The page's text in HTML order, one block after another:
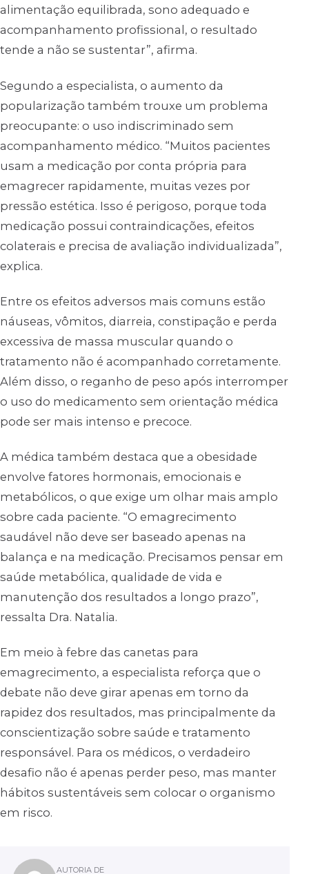
alimentação equilibrada, sono adequado e
acompanhamento profissional, o resultado
tende a não se sustentar”, afirma.
Segundo a especialista, o aumento da
popularização também trouxe um problema
preocupante: o uso indiscriminado sem
acompanhamento médico. “Muitos pacientes
usam a medicação por conta própria para
emagrecer rapidamente, muitas vezes por
pressão estética. Isso é perigoso, porque toda
medicação possui contraindicações, efeitos
colaterais e precisa de avaliação individualizada”,
explica.
Entre os efeitos adversos mais comuns estão
náuseas, vômitos, diarreia, constipação e perda
excessiva de massa muscular quando o
tratamento não é acompanhado corretamente.
Além disso, o reganho de peso após interromper
o uso do medicamento sem orientação médica
pode ser mais intenso e precoce.
A médica também destaca que a obesidade
envolve fatores hormonais, emocionais e
metabólicos, o que exige um olhar mais amplo
sobre cada paciente. “O emagrecimento
saudável não deve ser baseado apenas na
balança e na medicação. Precisamos pensar em
saúde metabólica, qualidade de vida e
manutenção dos resultados a longo prazo”,
ressalta Dra. Natalia.
Em meio à febre das canetas para
emagrecimento, a especialista reforça que o
debate não deve girar apenas em torno da
rapidez dos resultados, mas principalmente da
conscientização sobre saúde e tratamento
responsável. Para os médicos, o verdadeiro
desafio não é apenas perder peso, mas manter
hábitos sustentáveis sem colocar o organismo
em risco.
AUTORIA DE